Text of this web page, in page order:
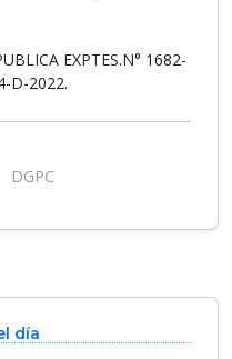
EXPTES.N° 1682-
D-2022.
DGPC
día